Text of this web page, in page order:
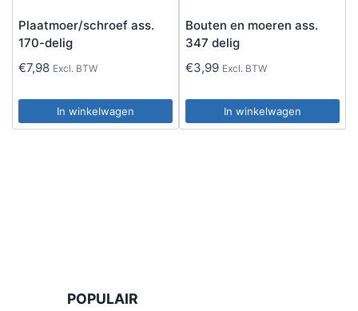
Plaatmoer/schroef ass.
170-delig
€7,98 Excl. BTW
In winkelwagen
Bouten en moeren ass.
347 delig
€3,99 Excl. BTW
In winkelwagen
POPULAIR